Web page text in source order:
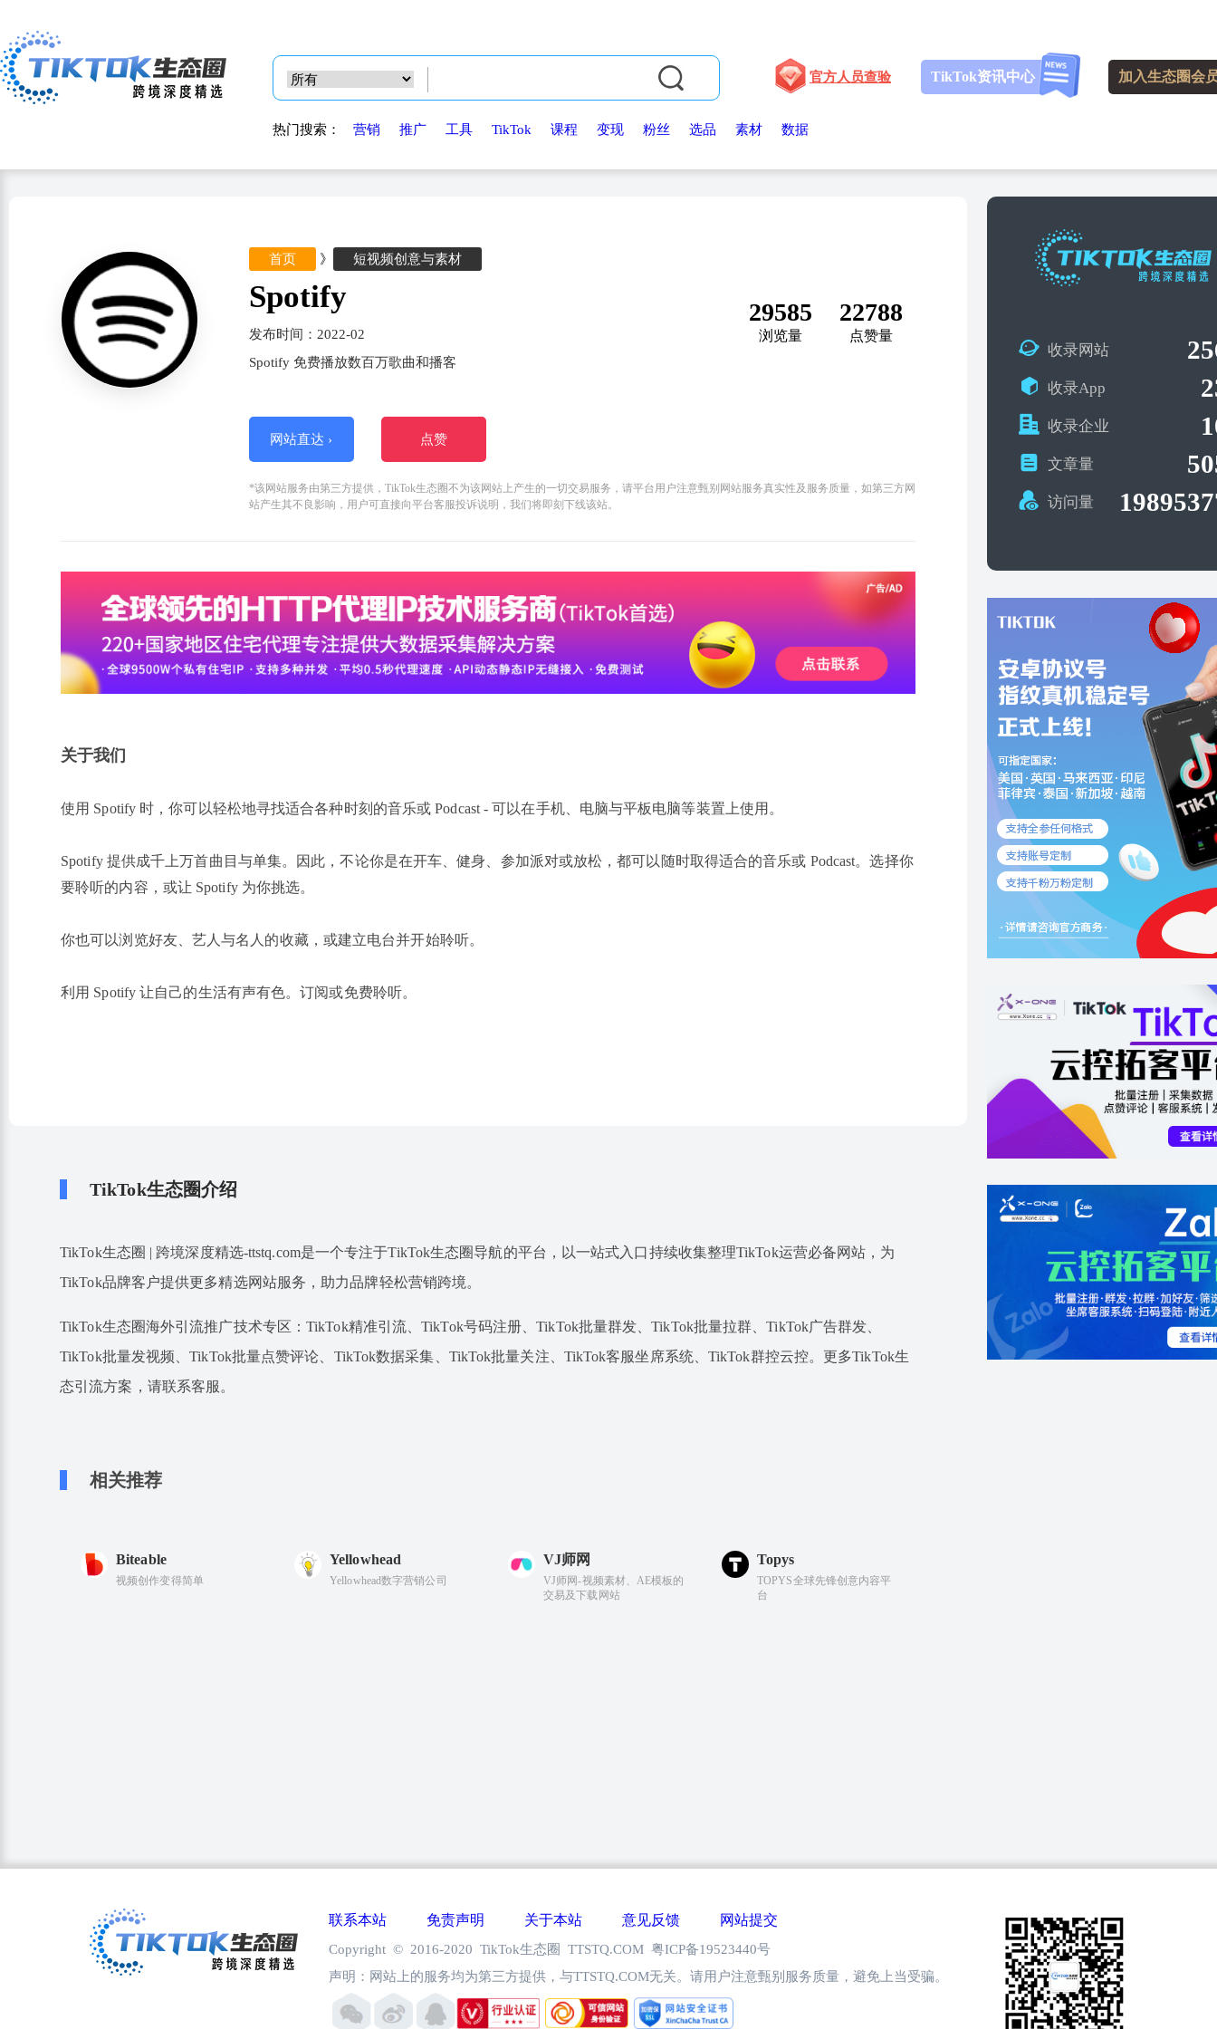
热门搜索： 营销 推广 工具 TikTok 课程 变现 粉丝 选品 素材 数据
官方人员查验 TikTok资讯中心 加入生态圈会
首页 》 短视频创意与素材
Spotify
发布时间：2022-02
Spotify 免费播放数百万歌曲和播客
29585
浏览量
22788
点赞量
网站直达 › 点赞
*该网站服务由第三方提供，TikTok生态圈不为该网站上产生的一切交易服务，请平台用户注意甄别网站服务真实性及服务质量，如第三方网
站产生其不良影响，用户可直接向平台客服投诉说明，我们将即刻下线该站。
关于我们
使用 Spotify 时，你可以轻松地寻找适合各种时刻的音乐或 Podcast - 可以在手机、电脑与平板电脑等装置上使用。
Spotify 提供成千上万首曲目与单集。因此，不论你是在开车、健身、参加派对或放松，都可以随时取得适合的音乐或 Podcast。选择你
要聆听的内容，或让 Spotify 为你挑选。
你也可以浏览好友、艺人与名人的收藏，或建立电台并开始聆听。
利用 Spotify 让自己的生活有声有色。订阅或免费聆听。
TikTok生态圈介绍
TikTok生态圈 | 跨境深度精选-ttstq.com是一个专注于TikTok生态圈导航的平台，以一站式入口持续收集整理TikTok运营必备网站，为
TikTok品牌客户提供更多精选网站服务，助力品牌轻松营销跨境。
TikTok生态圈海外引流推广技术专区：TikTok精准引流、TikTok号码注册、TikTok批量群发、TikTok批量拉群、TikTok广告群发、
TikTok批量发视频、TikTok批量点赞评论、TikTok数据采集、TikTok批量关注、TikTok客服坐席系统、TikTok群控云控。更多TikTok生
态引流方案，请联系客服。
相关推荐
Biteable
视频创作变得简单
Yellowhead
Yellowhead数字营销公司
VJ师网
VJ师网-视频素材、AE模板的
交易及下载网站
Topys
TOPYS全球先锋创意内容平
台
收录网站
收录App
收录企业
文章量
访问量
联系本站 免责声明 关于本站 意见反馈 网站提交
Copyright © 2016-2020 TikTok生态圈 TTSTQ.COM 粤ICP备19523440号
声明：网站上的服务均为第三方提供，与TTSTQ.COM无关。请用户注意甄别服务质量，避免上当受骗。